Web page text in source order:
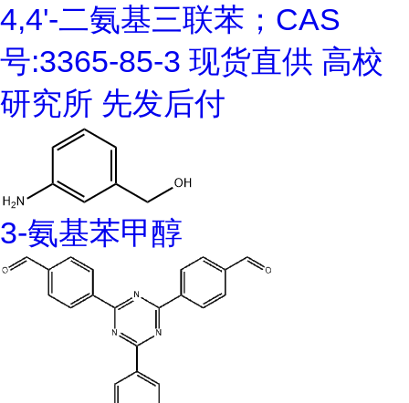
4,4'-二氨基三联苯；CAS
号:3365-85-3 现货直供 高校
研究所 先发后付
3-氨基苯甲醇